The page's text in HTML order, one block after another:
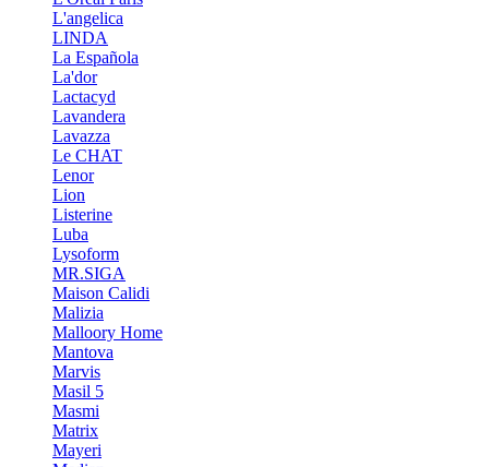
L'angelica
LINDA
La Española
La'dor
Lactacyd
Lavandera
Lavazza
Le CHAT
Lenor
Lion
Listerine
Luba
Lysoform
MR.SIGA
Maison Calidi
Malizia
Malloory Home
Mantova
Marvis
Masil 5
Masmi
Matrix
Mayeri